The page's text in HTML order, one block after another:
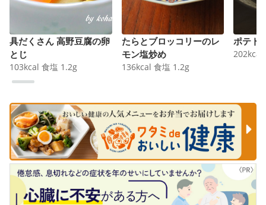
具だくさん 高野豆腐の卵
とじ
103kcal 食塩 1.2g
たらとブロッコリーのレ
モン塩炒め
136kcal 食塩 1.2g
ポテト
202kcal